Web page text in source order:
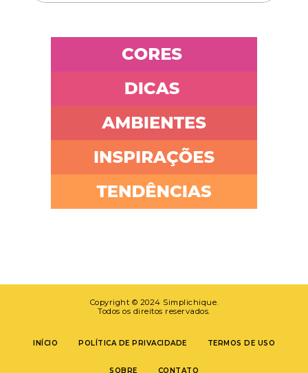
Copyright © 2024 Simplichique.
Todos os direitos reservados.
INÍCIO POLÍTICA DE PRIVACIDADE TERMOS DE USO
SOBRE CONTATO